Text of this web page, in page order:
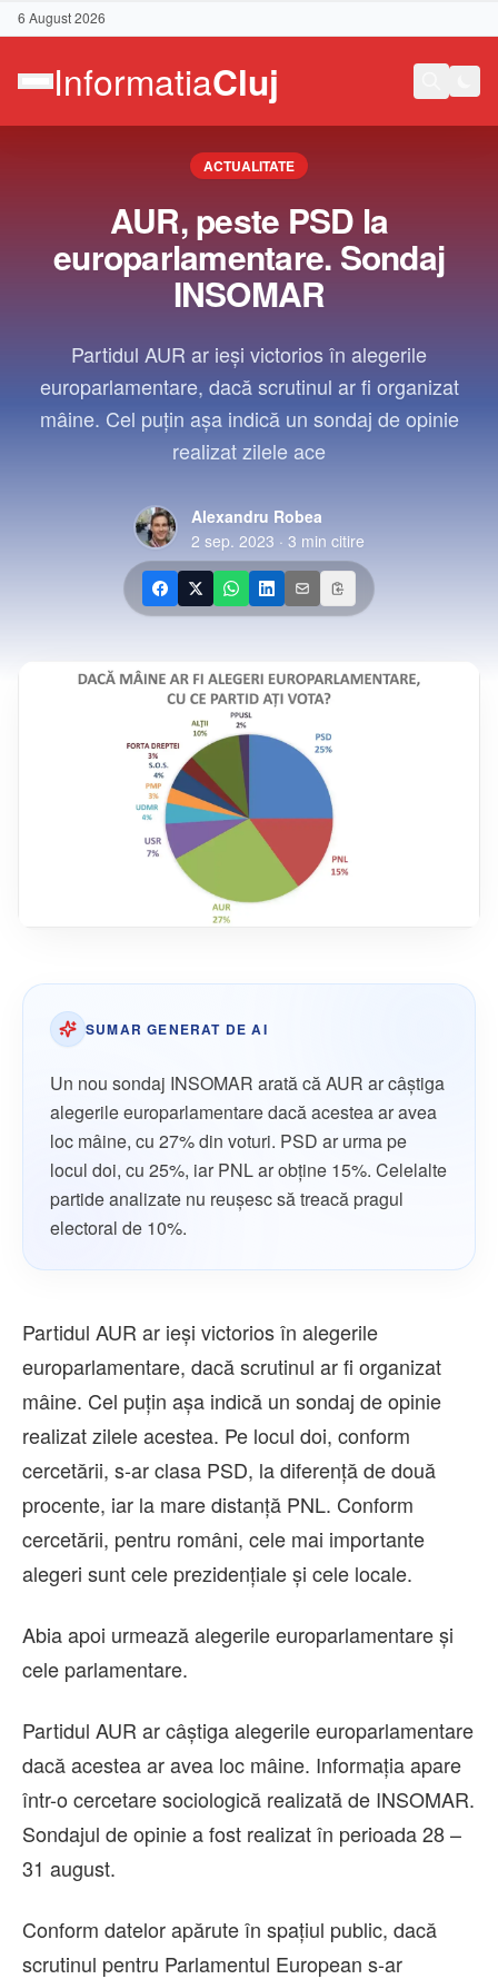
6 August 2026
ACTUALITATE
AUR, peste PSD la
europarlamentare. Sondaj
INSOMAR
Partidul AUR ar ieși victorios în alegerile
europarlamentare, dacă scrutinul ar fi organizat
mâine. Cel puțin așa indică un sondaj de opinie
realizat zilele ace
Alexandru Robea
2 sep. 2023 · 3 min citire
SUMAR GENERAT DE AI
Un nou sondaj INSOMAR arată că AUR ar câștiga
alegerile europarlamentare dacă acestea ar avea
loc mâine, cu 27% din voturi. PSD ar urma pe
locul doi, cu 25%, iar PNL ar obține 15%. Celelalte
partide analizate nu reușesc să treacă pragul
electoral de 10%.
Partidul AUR ar ieși victorios în alegerile
europarlamentare, dacă scrutinul ar fi organizat
mâine. Cel puțin așa indică un sondaj de opinie
realizat zilele acestea. Pe locul doi, conform
cercetării, s-ar clasa PSD, la diferență de două
procente, iar la mare distanță PNL. Conform
cercetării, pentru români, cele mai importante
alegeri sunt cele prezidențiale și cele locale.
Abia apoi urmează alegerile europarlamentare și
cele parlamentare.
Partidul AUR ar câștiga alegerile europarlamentare
dacă acestea ar avea loc mâine. Informația apare
într-o cercetare sociologică realizată de INSOMAR.
Sondajul de opinie a fost realizat în perioada 28 –
31 august.
Conform datelor apărute în spațiul public, dacă
scrutinul pentru Parlamentul European s-ar